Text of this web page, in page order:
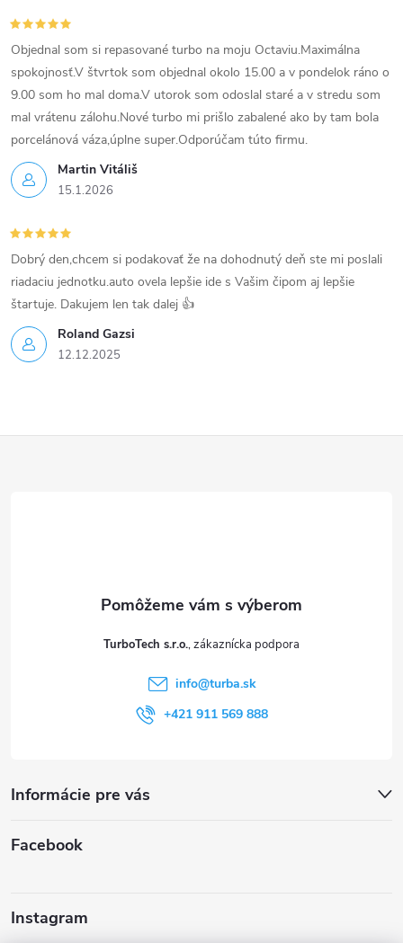
y
v
ý
p
i
s
u
Martin Vitáliš
15.1.2026
Objednal som si repasované turbo na moju Octaviu.Maximálna
spokojnosť.V štvrtok som objednal okolo 15.00 a v pondelok ráno o
9.00 som ho mal doma.V utorok som odoslal staré a v stredu som
mal vrátenu zálohu.Nové turbo mi prišlo zabalené ako by tam bola
porcelánová váza,úplne super.Odporúčam túto firmu.
Roland Gazsi
12.12.2025
Dobrý den,chcem si podakovať že na dohodnutý deň ste mi poslali
riadaciu jednotku.auto ovela lepšie ide s Vašim čipom aj lepšie
štartuje. Dakujem len tak dalej 👍
TurboTech s.r.o.
info@turba.sk
+421 911 569 888
Informácie pre vás
Facebook
Instagram